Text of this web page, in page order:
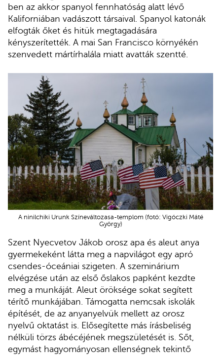
ben az akkor spanyol fennhatóság alatt lévő
Kaliforniában vadászott társaival. Spanyol katonák
elfogták őket és hitük megtagadására
kényszerítették. A mai San Francisco környékén
szenvedett mártírhalála miatt avatták szentté.
A ninilchiki Urunk Színeváltozasa-templom (fotó: Vigóczki Máté
György)
Szent Nyecvetov Jákob orosz apa és aleut anya
gyermekeként látta meg a napvilágot egy apró
csendes-óceániai szigeten. A szeminárium
elvégzése után az első őslakos papként kezdte
meg a munkáját. Aleut öröksége sokat segített
térítő munkájában. Támogatta nemcsak iskolák
építését, de az anyanyelvük mellett az orosz
nyelvű oktatást is. Elősegítette más írásbeliség
nélküli törzs ábécéjének megszületését is. Sőt,
egymást hagyományosan ellenségnek tekintő